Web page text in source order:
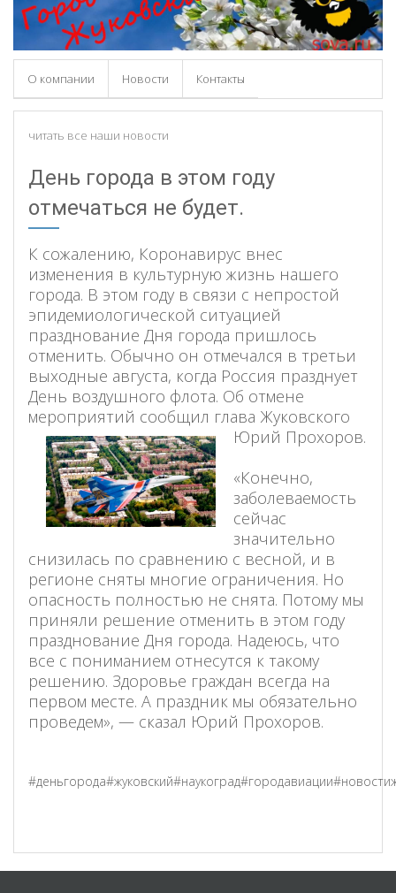
О компании Новости Контакты
читать все наши новости
День города в этом году
отмечаться не будет.
К сожалению, Коронавирус внес
изменения в культурную жизнь нашего
города. В этом году в связи с непростой
эпидемиологической ситуацией
празднование Дня города пришлось
отменить. Обычно он отмечался в третьи
выходные августа, когда Россия празднует
День воздушного флота. Об отмене
мероприятий сообщил глава Жуковского
Юрий Прохоров.
«Конечно,
заболеваемость
сейчас
значительно
снизилась по сравнению с весной, и в
регионе сняты многие ограничения. Но
опасность полностью не снята. Потому мы
приняли решение отменить в этом году
празднование Дня города.⁣⁣ Надеюсь, что
все с пониманием отнесутся к такому
решению. Здоровье граждан всегда на
первом месте. А праздник мы обязательно
проведем», — сказал Юрий Прохоров.⁣⁣⠀